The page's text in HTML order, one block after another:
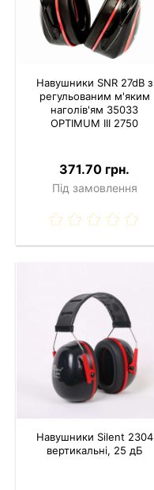
Навушники SNR 27dB з
регульованим м'яким
наголів'ям 35033
OPTIMUM III 2750
371.70 грн.
Під замовлення
Навушники Silent 2304
вертикальні, 25 дБ